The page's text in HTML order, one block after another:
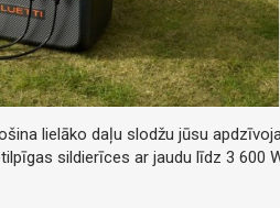
lielāko daļu slodžu jūsu
sildierīces ar jaudu līdz 3 600